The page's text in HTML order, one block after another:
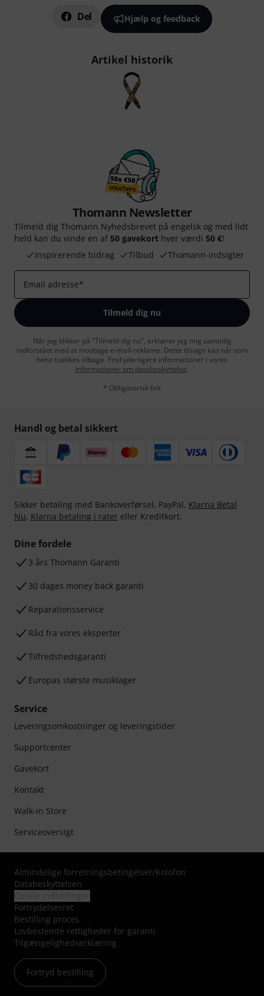
Del Hjælp og feedback
Artikel historik
Thomann Newsletter
Tilmeld dig Thomann Nyhedsbrevet på engelsk og med lidt
held kan du vinde en af 50 gavekort hver værdi 50 €!
Inspirerende bidrag
Tilbud Thomann-indsigter
Email adresse*
Tilmeld dig nu
Når jeg klikker på "Tilmeld dig nu", erklærer jeg mig samtidig
indforstået med at modtage e-mail-reklame. Dette tilsagn kan når som
helst trækkes tilbage. Find yderligere informationer i vores
informationer om databeskyttelse.
* Obligatorisk felt
Handl og betal sikkert
Sikker betaling med Bankoverførsel, PayPal, Klarna Betal
Nu, Klarna betaling i rater eller Kreditkort.
Dine fordele
3 års Thomann Garanti
30 dages money back garanti
Reparationsservice
Råd fra vores eksperter
Tilfredshedsgaranti
Europas største musiklager
Service
Leveringsomkostninger og leveringstider
Supportcenter
Gavekort
Kontakt
Walk-in Store
Serviceoversigt
Almindelige forretningsbetingelser/Kolofon
Databeskyttelsen
Fortrydelsesret
Bestilling proces
Lovbestemte rettigheder for garanti
Tilgængelighedserklæring
Fortryd bestilling